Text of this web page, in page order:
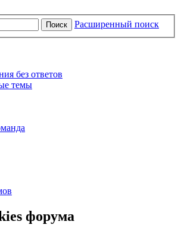
Поиск Расширенный поиск
без ответов
темы
форума